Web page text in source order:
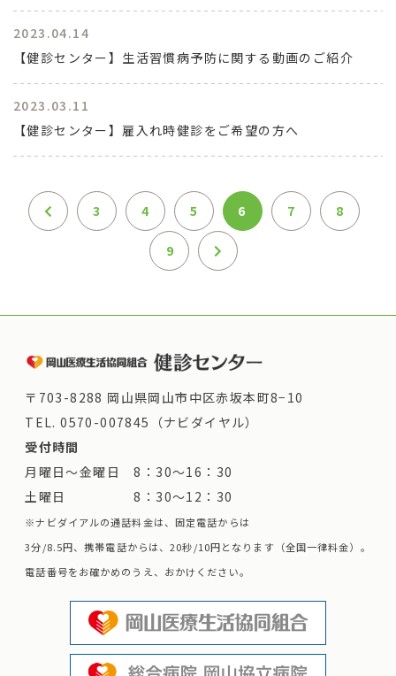
2023.04.14
【健診センター】生活習慣病予防に関する動画のご紹介
2023.03.11
【健診センター】雇入れ時健診をご希望の方へ
3 4 5 6 7 8
9
〒703-8288 岡山県岡山市中区赤坂本町8−10
TEL.0570-007845（ナビダイヤル）
受付時間
月曜日～金曜日 8：30～16：30
土曜日 8：30～12：30
※ナビダイアルの通話料金は、固定電話からは
3分/8.5円、携帯電話からは、20秒/10円となります（全国一律料金）。
電話番号をお確かめのうえ、おかけください。